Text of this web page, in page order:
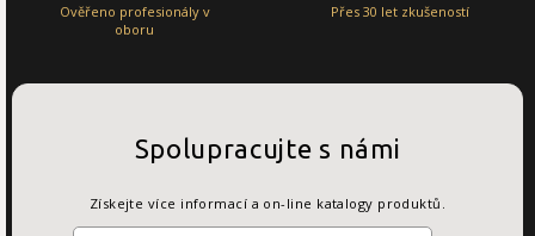
Ověřeno profesionály v
oboru
Přes 30 let zkušeností
Spolupracujte s námi
Získejte více informací a on-line katalogy produktů.